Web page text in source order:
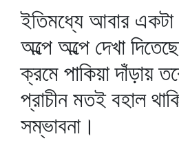
ইতিমধ্যে আবার
অল্পে অল্পে দেখা
ক্রমে পাকিয়া দাঁড়ায়
প্রাচীন মতই বহাল
সম্ভাবনা।